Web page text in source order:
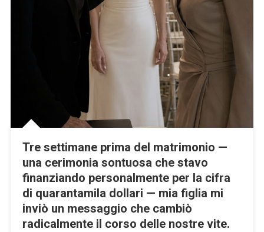
Tre settimane prima del matrimonio —
una cerimonia sontuosa che stavo
finanziando personalmente per la cifra
di quarantamila dollari — mia figlia mi
inviò un messaggio che cambiò
radicalmente il corso delle nostre vite.